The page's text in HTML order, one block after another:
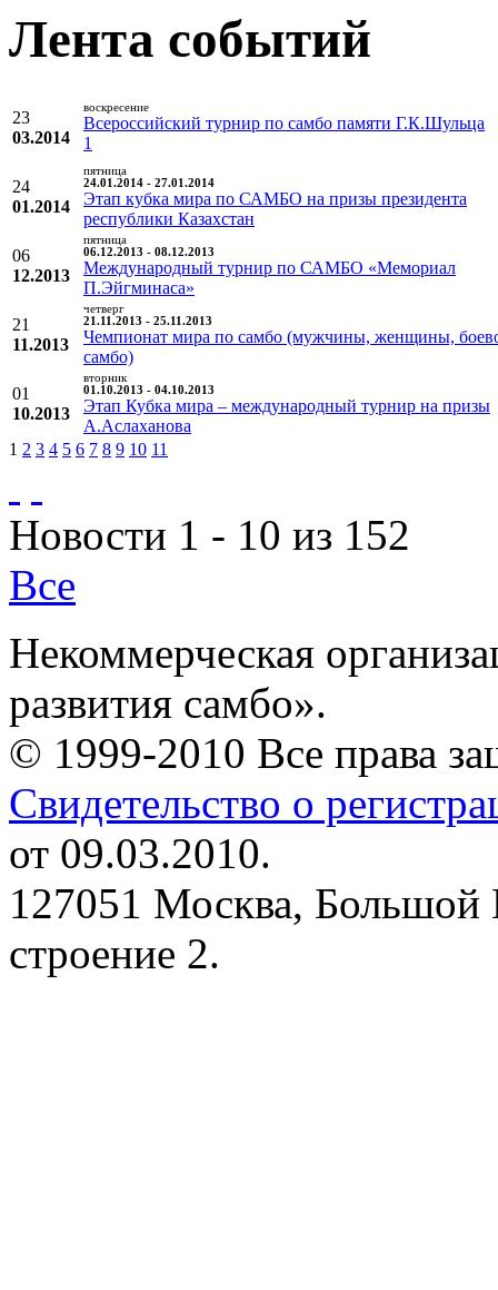
Лента событий
23
03.2014
воскресение
Всероссийский турнир по самбо памяти Г.К.Шульца
1
24
01.2014
пятница
24.01.2014 - 27.01.2014
Этап кубка мира по САМБО на призы президента
республики Казахстан
06
12.2013
пятница
06.12.2013 - 08.12.2013
Международный турнир по САМБО «Мемориал
П.Эйгминаса»
21
11.2013
четверг
21.11.2013 - 25.11.2013
Чемпионат мира по самбо (мужчины, женщины,
самбо)
01
10.2013
вторник
01.10.2013 - 04.10.2013
Этап Кубка мира – международный турнир на призы
А.Аслаханова
1 2 3 4 5 6 7 8 9 10 11
Новости 1 - 10 из 152
Все
Некоммерческая
развития самбо».
© 1999-2010 Все права
Свидетельство о
от 09.03.2010.
127051 Москва, Большой
строение 2.